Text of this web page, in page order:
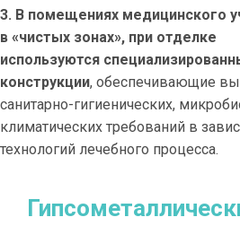
3. В помещениях медицинского
в «чистых зонах», при отделке
используются
конструкции, обеспечивающие
санитарно-гигиенических,
климатических требований в
технологий лечебного процесса.